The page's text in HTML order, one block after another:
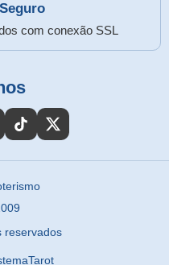
com conexão SSL
reservados